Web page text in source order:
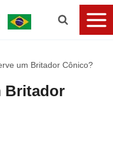
um Britador Cônico?
Britador